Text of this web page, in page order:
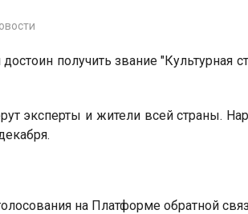
получить звание "Культурная
эксперты и жители всей страны.
на Платформе обратной